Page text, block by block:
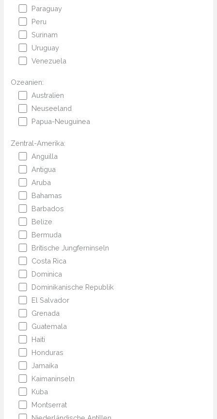
Paraguay
Peru
Surinam
Uruguay
Venezuela
Ozeanien:
Australien
Neuseeland
Papua-Neuguinea
Zentral-Amerika:
Anguilla
Antigua
Aruba
Bahamas
Barbados
Belize
Bermuda
Britische Jungferninseln
Costa Rica
Dominica
Dominikanische Republik
El Salvador
Grenada
Guatemala
Haiti
Honduras
Jamaika
Kaimaninseln
Kuba
Montserrat